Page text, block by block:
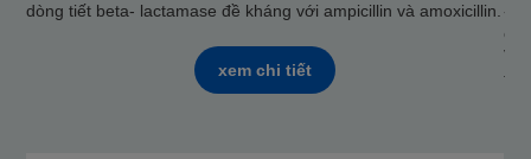
dòng tiết beta- lactamase đề kháng với ampicillin và amoxicillin.
xem chi tiết
-